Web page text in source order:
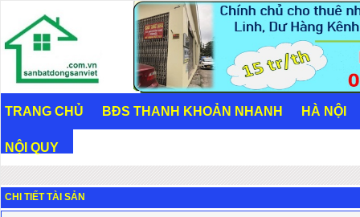
TRANG CHỦ BĐS THANH KHOẢN NHANH HÀ NỘI
NỘI QUY
CHI TIẾT TÀI SẢN